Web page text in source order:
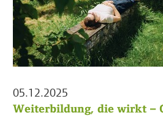
05.12.2025
Weiterbildung, die wirkt –